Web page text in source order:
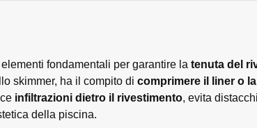
fondamentali per garantire la tenuta del
skimmer, ha il compito di comprimere il liner o
infiltrazioni dietro il rivestimento, evita
della piscina.